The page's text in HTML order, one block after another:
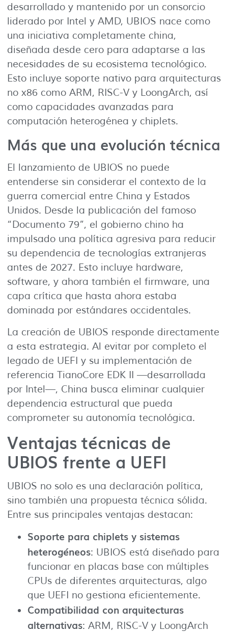
desarrollado y mantenido por un consorcio
liderado por Intel y AMD, UBIOS nace como
una iniciativa completamente china,
diseñada desde cero para adaptarse a las
necesidades de su ecosistema tecnológico.
Esto incluye soporte nativo para arquitecturas
no x86 como ARM, RISC-V y LoongArch, así
como capacidades avanzadas para
computación heterogénea y chiplets.
Más que una evolución técnica
El lanzamiento de UBIOS no puede
entenderse sin considerar el contexto de la
guerra comercial entre China y Estados
Unidos. Desde la publicación del famoso
“Documento 79”, el gobierno chino ha
impulsado una política agresiva para reducir
su dependencia de tecnologías extranjeras
antes de 2027. Esto incluye hardware,
software, y ahora también el firmware, una
capa crítica que hasta ahora estaba
dominada por estándares occidentales.
La creación de UBIOS responde directamente
a esta estrategia. Al evitar por completo el
legado de UEFI y su implementación de
referencia TianoCore EDK II —desarrollada
por Intel—, China busca eliminar cualquier
dependencia estructural que pueda
comprometer su autonomía tecnológica.
Ventajas técnicas de
UBIOS frente a UEFI
UBIOS no solo es una declaración política,
sino también una propuesta técnica sólida.
Entre sus principales ventajas destacan:
Soporte para chiplets y sistemas
heterogéneos: UBIOS está diseñado para
funcionar en placas base con múltiples
CPUs de diferentes arquitecturas, algo
que UEFI no gestiona eficientemente.
Compatibilidad con arquitecturas
alternativas: ARM, RISC-V y LoongArch